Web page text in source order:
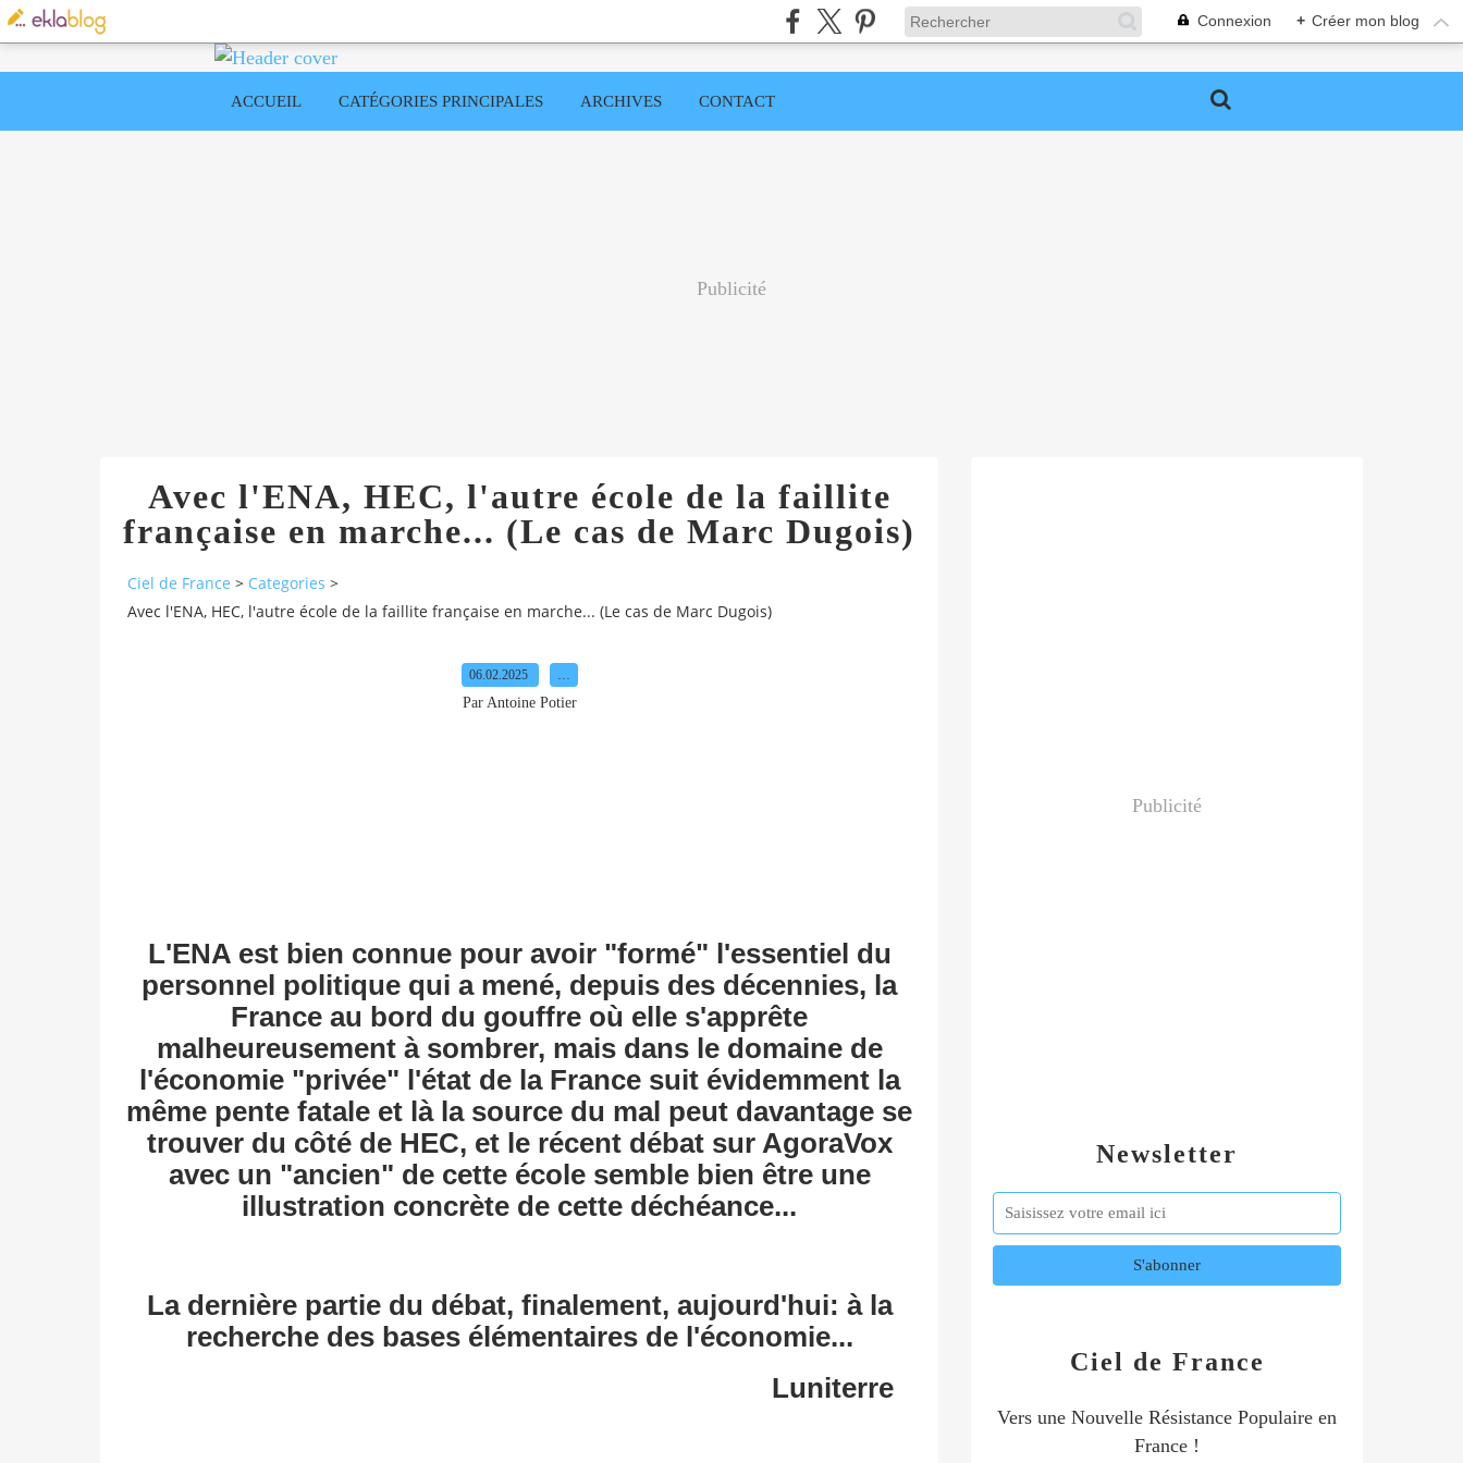
Connexion + Créer mon blog
ACCUEIL CATÉGORIES PRINCIPALES ARCHIVES CONTACT
Publicité
Avec l'ENA, HEC, l'autre école de la faillite
française en marche... (Le cas de Marc Dugois)
Ciel de France > Categories >
Avec l'ENA, HEC, l'autre école de la faillite française en marche... (Le cas de Marc Dugois)
06.02.2025
Par Antoine Potier
L'ENA est bien connue pour avoir "formé" l'essentiel du
personnel politique qui a mené, depuis des décennies, la
France au bord du gouffre où elle s'apprête
malheureusement à sombrer, mais dans le domaine de
l'économie "privée" l'état de la France suit évidemment la
même pente fatale et là la source du mal peut davantage se
trouver du côté de HEC, et le récent débat sur AgoraVox
avec un "ancien" de cette école semble bien être une
illustration concrète de cette déchéance...
La dernière partie du débat, finalement, aujourd'hui: à la
recherche des bases élémentaires de l'économie...
Luniterre
Newsletter
Publicité
Ciel de France
Vers une Nouvelle Résistance Populaire en
France !